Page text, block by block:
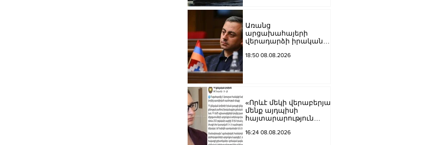
Առանց
արցախահայերի
վերադարձի իրական
կարող լինել․
18:50 08.08.2026
«Որևէ մեկի վերաբերյալ
մենք այդպիսի
հայտարարություն
Քրիստինե Վարդանյան
16:24 08.08.2026